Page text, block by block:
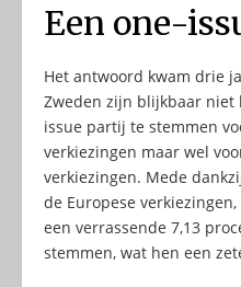
Een one-
Het antwoord kwam drie
Zweden zijn blijkbaar niet
issue partij te stemmen
verkiezingen maar wel
verkiezingen. Mede
de Europese
een verrassende 7,13
stemmen, wat hen een